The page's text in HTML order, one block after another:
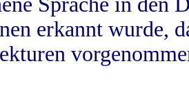
erkannt wurde,